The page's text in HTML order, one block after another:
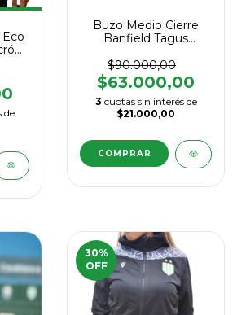
de
Buzo Medio Cierre
Banfield Tagus
$90.000,00
$63.000,00
3 cuotas sin interés de
$21.000,00
COMPRAR
30%
OFF